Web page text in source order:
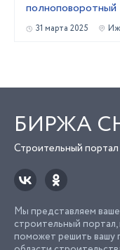
полноповоротный
31 марта 2025
БИРЖА
Строительный портал
Мы представляем
строительный
поможет решить вашу